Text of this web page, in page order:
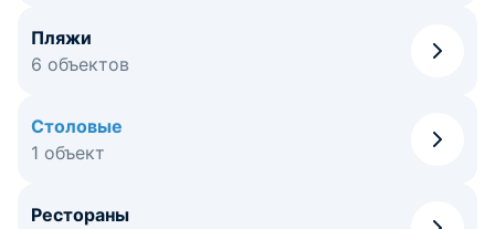
Пляжи
6 объектов
Столовые
1 объект
Рестораны